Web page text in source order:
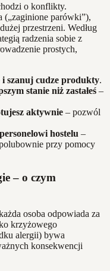
o konflikty.
(„zaginione parówki”),
przestrzeni. Według
radzenia sobie z
prostych,
i szanuj cudze produkty.
stanie niż zastałeś –
aktywnie – pozwól
hostelu –
przy pomocy
– o czym
osoba odpowiada za
krzyżowego
alergii) bywa
konsekwencji